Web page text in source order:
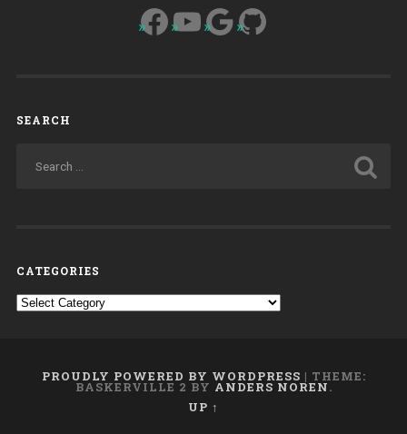
7
Settembre
Facebook
YouTube
Google
GitHub
SEARCH
CATEGORIES
Categories
PROUDLY POWERED BY WORDPRESS | THEME:
BASKERVILLE 2 BY ANDERS NOREN.
UP ↑